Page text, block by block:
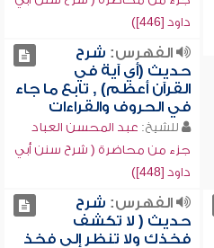
داود [446])
الفهرس: شرح
حديث (أي آية في
القرآن أعظم) , تابع ما جاء
في الحروف والقراءات
للشيخ: عبد المحسن العباد
جزء من محاضرة ( شرح سنن أبي
داود [448])
الفهرس: شرح
حديث ( لا تكشف
فخذك ولا تنظر إلى فخذ